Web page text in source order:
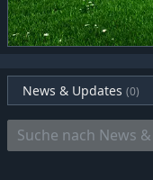
News & Updates (0)